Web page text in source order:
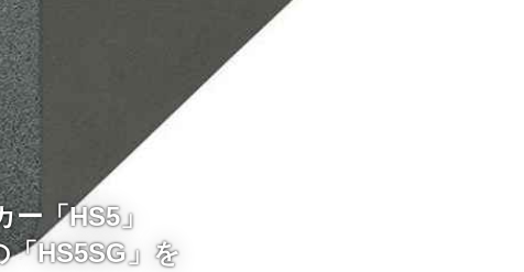
「HS5」
HS5SG」を